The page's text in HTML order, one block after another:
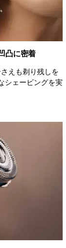
凸に密着
えも剃り残しを
シェービングを実